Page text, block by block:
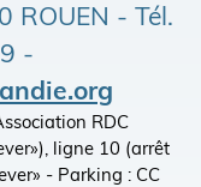
ROUEN - Tél.
-
RDC
ligne 10 (arrêt
- Parking : CC